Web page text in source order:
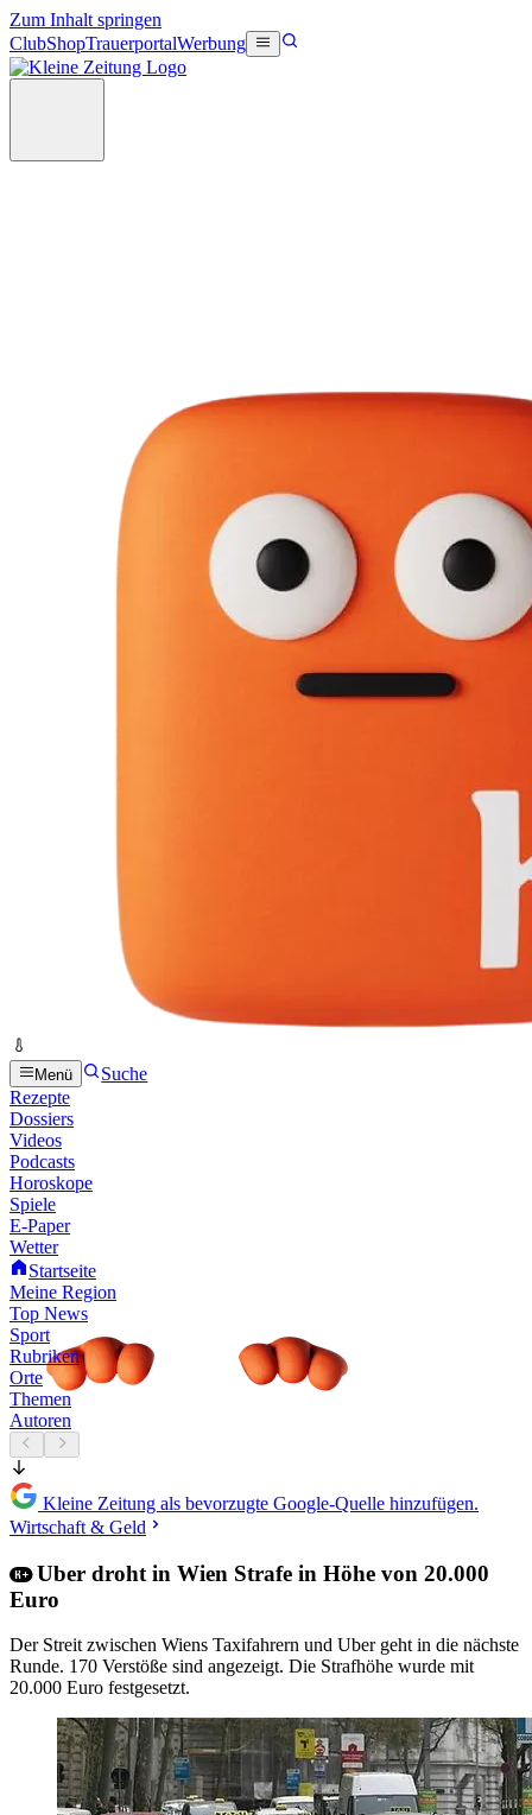
Zum Inhalt springen
ClubShopTrauerportalWerbung
Menü
Suche
Rezepte
Dossiers
Videos
Podcasts
Horoskope
Spiele
E-Paper
Wetter
Startseite
Meine Region
Top News
Sport
Rubriken
Orte
Themen
Autoren
Kleine Zeitung als bevorzugte Google-Quelle hinzufügen.
Wirtschaft & Geld
Uber droht in Wien Strafe in Höhe von 20.000
Euro
Der Streit zwischen Wiens Taxifahrern und Uber geht in die nächste
Runde. 170 Verstöße sind angezeigt. Die Strafhöhe wurde mit
20.000 Euro festgesetzt.